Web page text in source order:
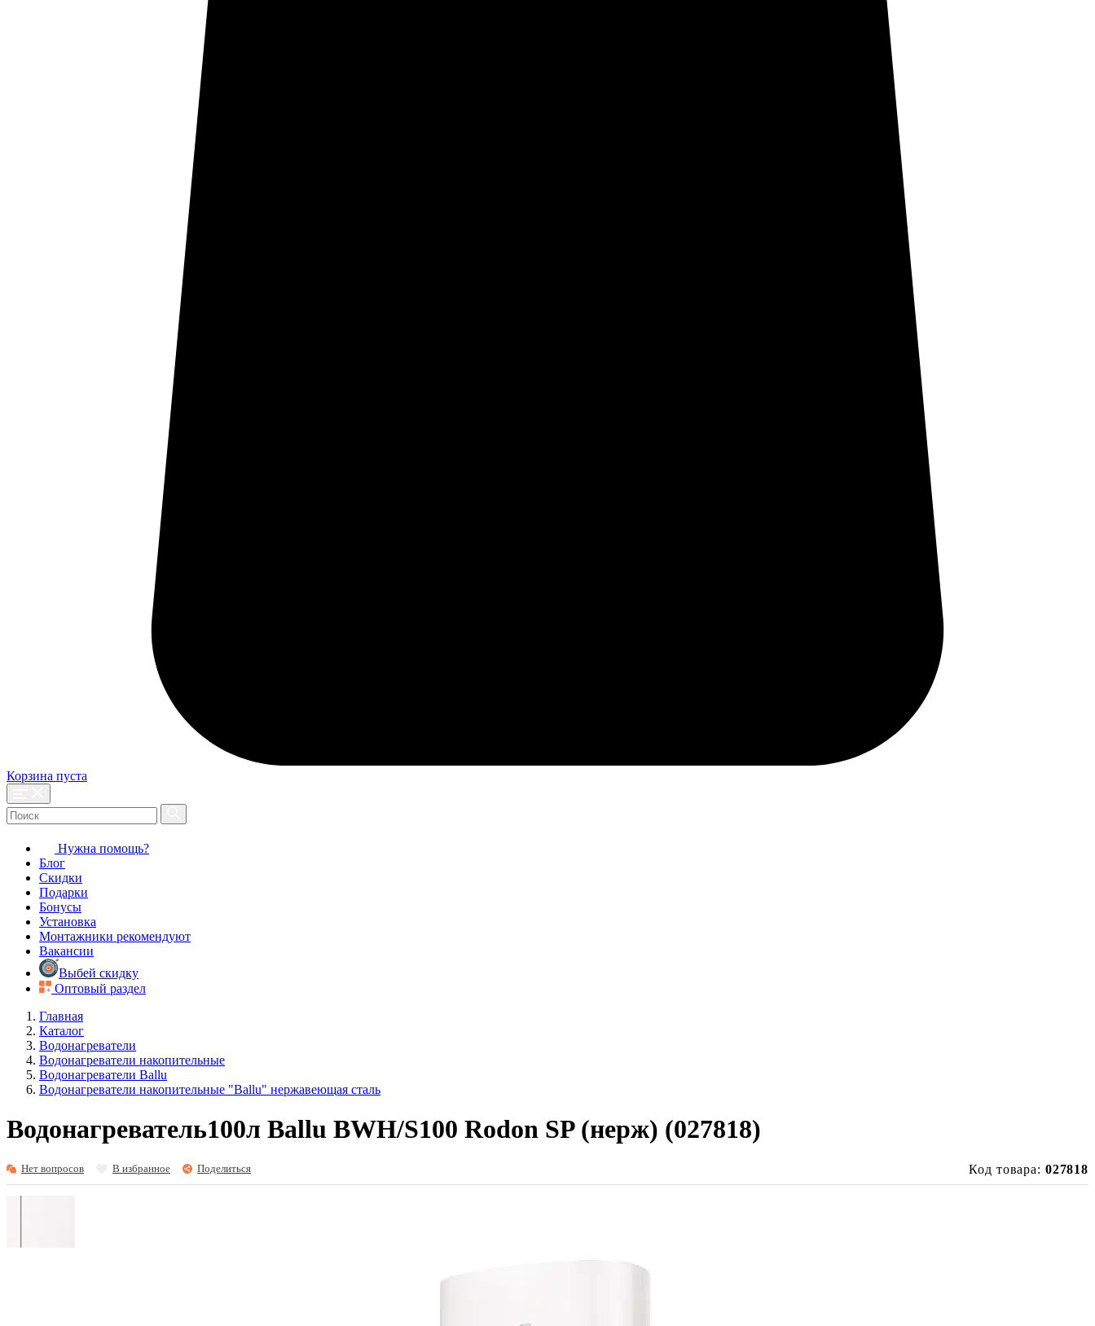
Корзина пуста
Нужна помощь?
Блог
Скидки
Подарки
Бонусы
Установка
Монтажники рекомендуют
Вакансии
Выбей скидку
Оптовый раздел
Главная
Каталог
Водонагреватели
Водонагреватели накопительные
Водонагреватели Ballu
Водонагреватели накопительные "Ballu" нержавеющая сталь
Водонагреватель100л Ballu BWH/S100 Rodon SP (нерж) (027818)
Нет вопросов В избранное Поделиться Код товара: 027818